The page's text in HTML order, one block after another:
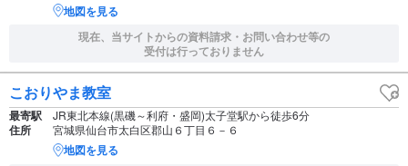
地図を見る
現在、当サイトからの資料請求・お問い合わせ等の
受付は行っておりません
こおりやま教室
最寄駅 JR東北本線(黒磯～利府・盛岡)太子堂駅から徒歩6分
住所 宮城県仙台市太白区郡山６丁目６－６
地図を見る